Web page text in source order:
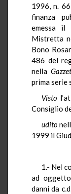
1996, n.
finanza
emessa il
Mistretta
Bono
486 del
nella
prima serie
Visto
Consiglio
udito
1999 il
1.- Nel
ad
danni da